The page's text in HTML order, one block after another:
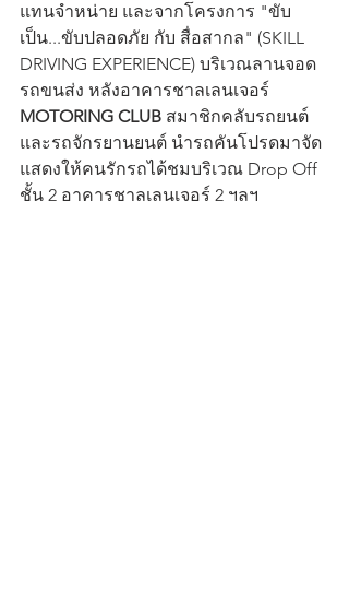
แทนจำหน่าย และจากโครงการ "ขับ
เป็น...ขับปลอดภัย กับ สื่อสากล" (SKILL
DRIVING EXPERIENCE) บริเวณลานจอด
รถขนส่ง หลังอาคารชาลเลนเจอร์
MOTORING CLUB สมาชิกคลับรถยนต์
และรถจักรยานยนต์ นำรถคันโปรดมาจัด
แสดงให้คนรักรถได้ชมบริเวณ Drop Off
ชั้น 2 อาคารชาลเลนเจอร์ 2 ฯลฯ